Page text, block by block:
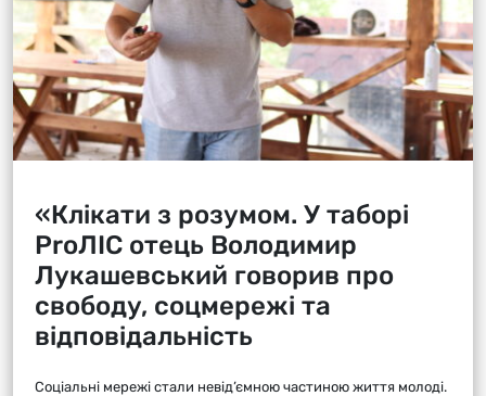
«Клікати з розумом. У таборі
ProЛІС отець Володимир
Лукашевський говорив про
свободу, соцмережі та
відповідальність
Соціальні мережі стали невід’ємною частиною життя молоді.